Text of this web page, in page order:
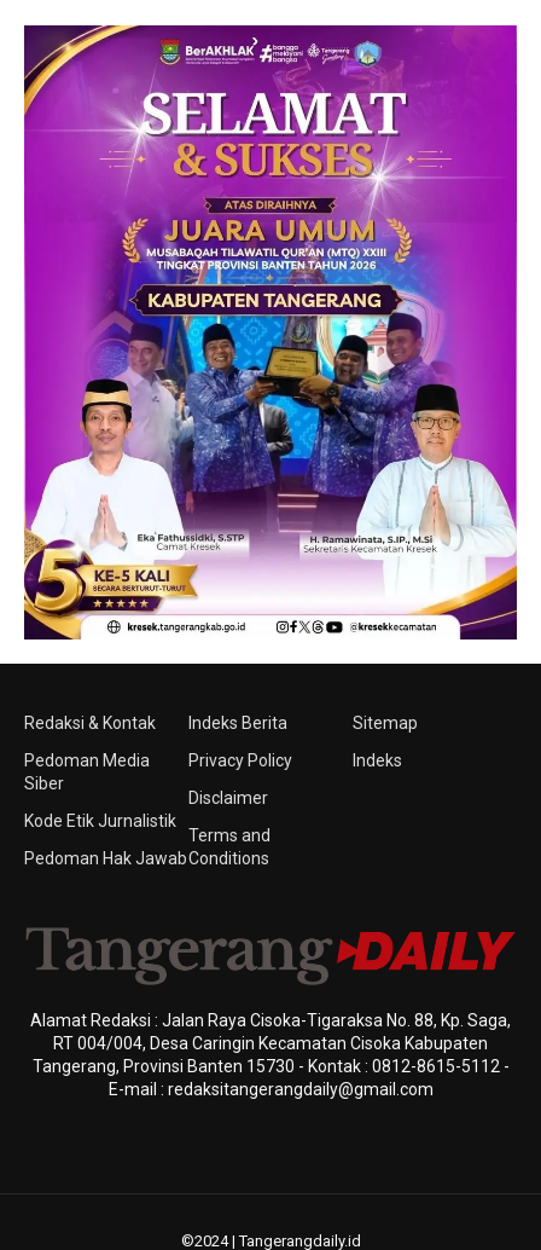
Redaksi & Kontak
Pedoman Media
Siber
Kode Etik Jurnalistik
Pedoman Hak Jawab
Indeks Berita
Privacy Policy
Disclaimer
Terms and
Conditions
Sitemap
Indeks
Alamat Redaksi : Jalan Raya Cisoka-Tigaraksa No. 88, Kp. Saga,
RT 004/004, Desa Caringin Kecamatan Cisoka Kabupaten
Tangerang, Provinsi Banten 15730 - Kontak : 0812-8615-5112 -
E-mail : redaksitangerangdaily@gmail.com
©2024 | Tangerangdaily.id